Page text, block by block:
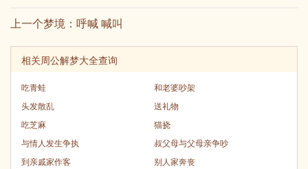
上一个梦境： 呼喊 喊叫
相关周公解梦大全查询
吃青蛙
和老婆吵架
头发散乱
送礼物
吃芝麻
猫挠
与情人发生争执
叔父母与父母亲争吵
到亲戚家作客
别人家奔丧